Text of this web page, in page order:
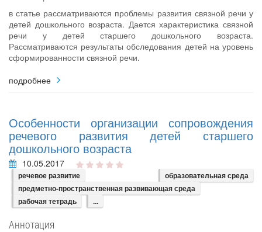
в статье рассматриваются проблемы развития связной речи у
детей дошкольного возраста. Дается характеристика связной
речи у детей старшего дошкольного возраста.
Рассматриваются результаты обследования детей на уровень
сформированности связной речи.
подробнее
Особенности организации сопровождения
речевого развития детей старшего
дошкольного возраста
10.05.2017
речевое развитие
образовательная среда
предметно-пространственная развивающая среда
рабочая тетрадь
...
Аннотация